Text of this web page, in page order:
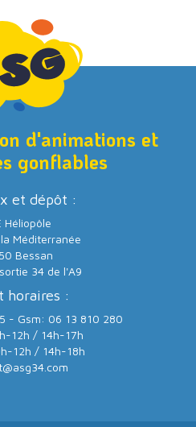
d'animations et
gonflables
et dépôt :
Héliopôle
Méditerranée
Bessan
34 de l'A9
horaires :
- Gsm: 06 13 810 280
12h / 14h-17h
12h / 14h-18h